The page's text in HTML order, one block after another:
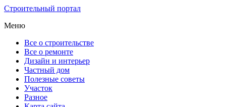
Строительный портал
Меню
Все о строительстве
Все о ремонте
Дизайн и интерьер
Частный дом
Полезные советы
Участок
Разное